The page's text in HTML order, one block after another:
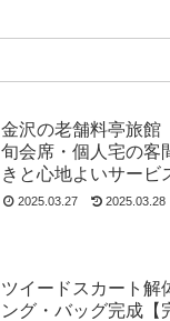
金沢の老舗料亭旅館
旬会席・個人宅の客
きと心地よいサービ
2025.03.27 2025.03.28
ツイードスカート
ング・バッグ完成【